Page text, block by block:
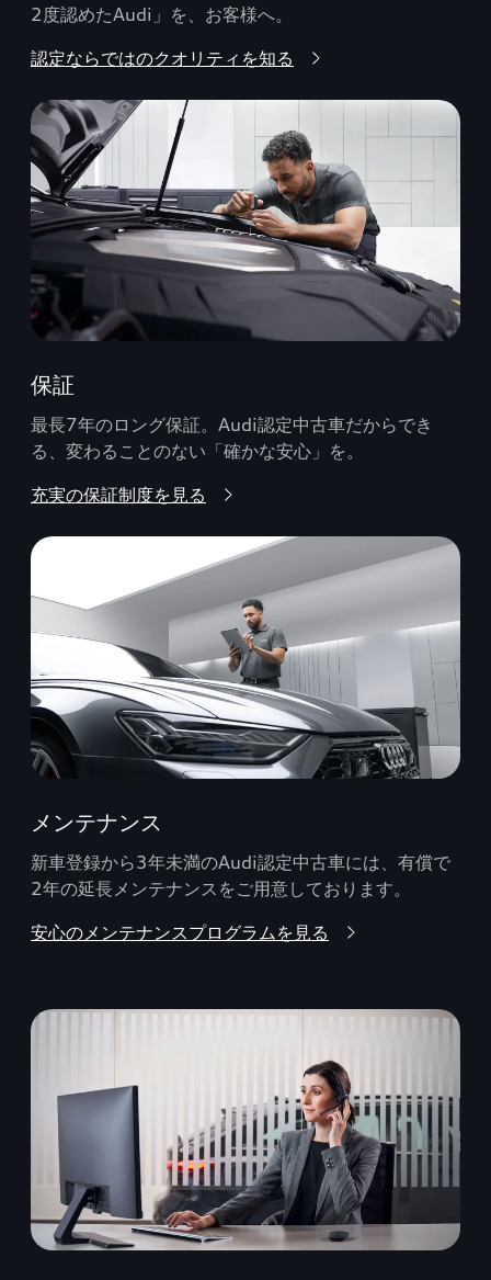
2度認めたAudi」を、お客様へ。
認定ならではのクオリティを知る
保証
最長7年のロング保証。Audi認定中古車だからでき
る、変わることのない「確かな安心」を。
充実の保証制度を見る
メンテナンス
新車登録から3年未満のAudi認定中古車には、有償で
2年の延長メンテナンスをご用意しております。
安心のメンテナンスプログラムを見る